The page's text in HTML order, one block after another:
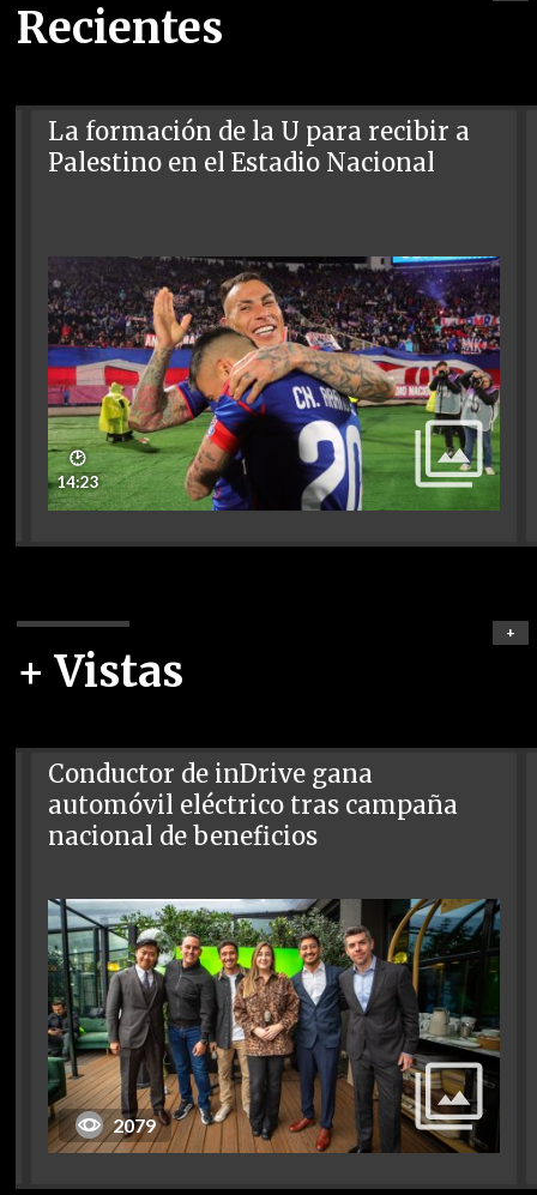
Recientes
La formación de la U para recibir a
Palestino en el Estadio Nacional
🕑
14:23
+ Vistas
+
Conductor de inDrive gana
automóvil eléctrico tras campaña
nacional de beneficios
2079